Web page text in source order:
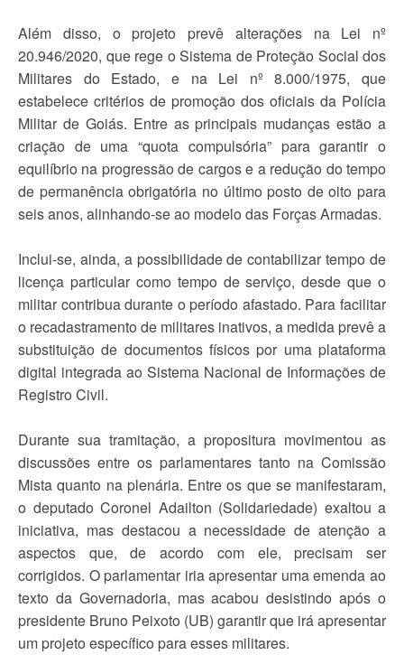
Além disso, o projeto prevê alterações na Lei nº
20.946/2020, que rege o Sistema de Proteção Social dos
Militares do Estado, e na Lei nº 8.000/1975, que
estabelece critérios de promoção dos oficiais da Polícia
Militar de Goiás. Entre as principais mudanças estão a
criação de uma “quota compulsória” para garantir o
equilíbrio na progressão de cargos e a redução do tempo
de permanência obrigatória no último posto de oito para
seis anos, alinhando-se ao modelo das Forças Armadas.
Inclui-se, ainda, a possibilidade de contabilizar tempo de
licença particular como tempo de serviço, desde que o
militar contribua durante o período afastado. Para facilitar
o recadastramento de militares inativos, a medida prevê a
substituição de documentos físicos por uma plataforma
digital integrada ao Sistema Nacional de Informações de
Registro Civil.
Durante sua tramitação, a propositura movimentou as
discussões entre os parlamentares tanto na Comissão
Mista quanto na plenária. Entre os que se manifestaram,
o deputado Coronel Adailton (Solidariedade) exaltou a
iniciativa, mas destacou a necessidade de atenção a
aspectos que, de acordo com ele, precisam ser
corrigidos. O parlamentar iria apresentar uma emenda ao
texto da Governadoria, mas acabou desistindo após o
presidente Bruno Peixoto (UB) garantir que irá apresentar
um projeto específico para esses militares.